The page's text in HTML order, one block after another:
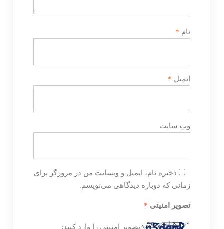
نام *
ایمیل *
وب‌ سایت
ذخیره نام، ایمیل و وبسایت من در مرورگر برای
زمانی که دوباره دیدگاهی می‌نویسم.
تصویر امنیتی *
تصویر امنیتی را وارد کنید: